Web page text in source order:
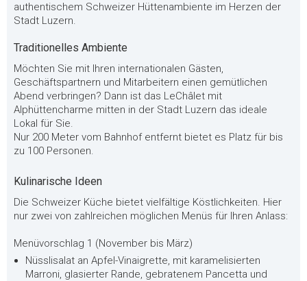
authentischem Schweizer Hüttenambiente im Herzen der
Stadt Luzern.
Traditionelles Ambiente
Möchten Sie mit Ihren internationalen Gästen,
Geschäftspartnern und Mitarbeitern einen gemütlichen
Abend verbringen? Dann ist das LeChâlet mit
Alphüttencharme mitten in der Stadt Luzern das ideale
Lokal für Sie.
Nur 200 Meter vom Bahnhof entfernt bietet es Platz für bis
zu 100 Personen.
Kulinarische Ideen
Die Schweizer Küche bietet vielfältige Köstlichkeiten. Hier
nur zwei von zahlreichen möglichen Menüs für Ihren Anlass:
Menüvorschlag 1 (November bis März)
Nüsslisalat an Apfel-Vinaigrette, mit karamelisierten
Marroni, glasierter Rande, gebratenem Pancetta und